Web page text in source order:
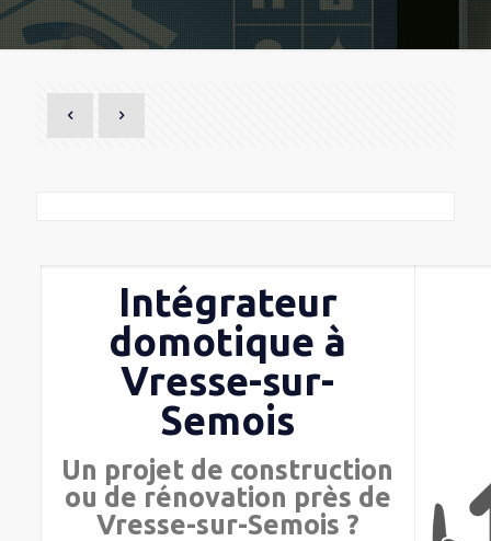
Intégrateur
domotique à
Vresse-sur-
Semois
Un projet de construction
ou de rénovation près de
Vresse-sur-Semois ?